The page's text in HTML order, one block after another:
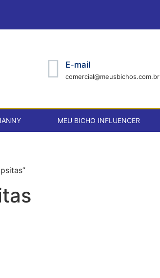
E-mail
comercial@meusbichos.com.br
MEU BICHO INFLUENCER